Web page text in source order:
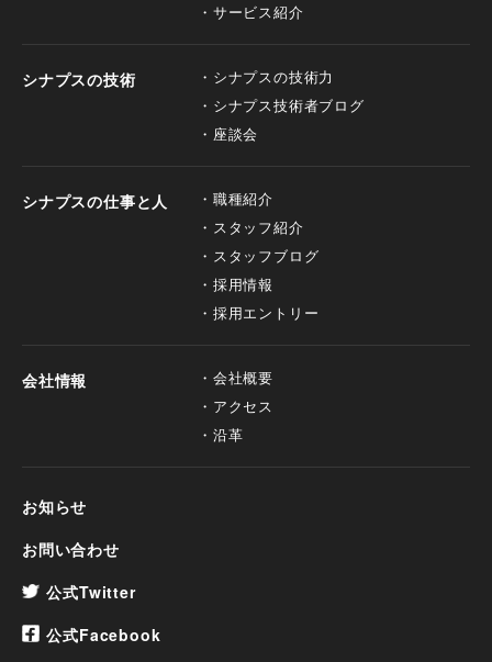
サービス紹介
シナプスの技術
シナプスの技術力
シナプス技術者ブログ
座談会
シナプスの仕事と人
職種紹介
スタッフ紹介
スタッフブログ
採用情報
採用エントリー
会社情報
会社概要
アクセス
沿革
お知らせ
お問い合わせ
公式Twitter
公式Facebook